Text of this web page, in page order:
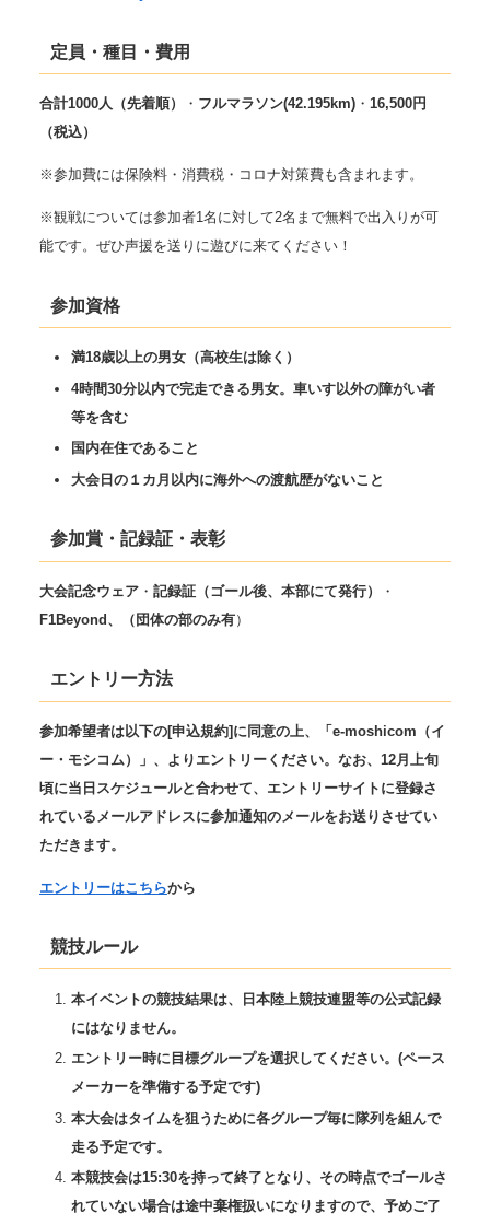
定員・種目・費用
合計1000人（先着順） ・ フルマラソン(42.195km) ・ 16,500円
（税込）
※参加費には保険料・消費税・コロナ対策費も含まれます。
※観戦については参加者1名に対して2名まで無料で出入りが可
能です。ぜひ声援を送りに遊びに来てください！
参加資格
満18歳以上の男女（高校生は除く）
4時間30分以内で完走できる男女。車いす以外の障がい者
等を含む
国内在住であること
大会日の１カ月以内に海外への渡航歴がないこと
参加賞・記録証・表彰
大会記念ウェア ・ 記録証（ゴール後、本部にて発行）
・
F1Beyond、（団体の部のみ有）
エントリー方法
参加希望者は以下の[申込規約]に同意の上、「e-moshicom（イ
ー・モシコム）」、よりエントリーください。なお、12月上旬
頃に当日スケジュールと合わせて、エントリーサイトに登録さ
れているメールアドレスに参加通知のメールをお送りさせてい
ただきます。
エントリーはこちらから
競技ルール
本イベントの競技結果は、日本陸上競技連盟等の公式記録
にはなりません。
エントリー時に目標グループを選択してください。 (ペース
メーカーを準備する予定です)
本大会はタイムを狙うために各グループ毎に隊列を組んで
走る予定です。
本競技会は15:30を持って終了となり、その時点でゴールさ
れていない場合は途中棄権扱いになりますので、予めご了